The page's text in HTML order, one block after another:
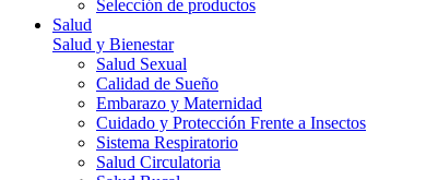
Selección de productos
Salud
Salud y Bienestar
Salud Sexual
Calidad de Sueño
Embarazo y Maternidad
Cuidado y Protección Frente a Insectos
Sistema Respiratorio
Salud Circulatoria